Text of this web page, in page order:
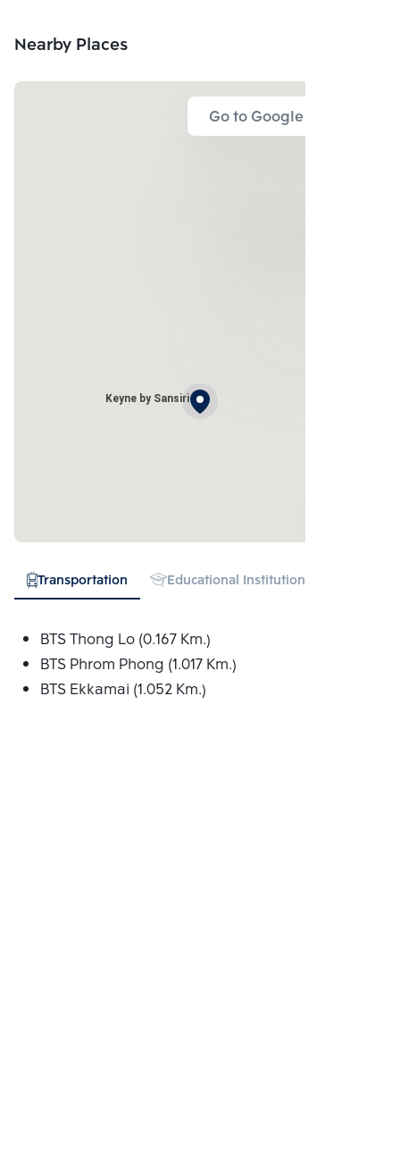
Nearby Places
Go to Google Map
Keyne by Sansiri
Transportation Educational Institution
BTS Thong Lo (0.167 Km.)
BTS Phrom Phong (1.017 Km.)
BTS Ekkamai (1.052 Km.)